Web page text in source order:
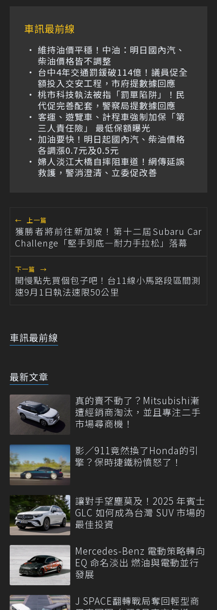
車訊最前線
維持油價平穩！中油：明日國內汽、
柴油價格皆不調整
台中4年交通罰鍰破114億！議員促全
額投入交安工程，市府提數據回應
桃市科技執法被指「罰單陷阱」！民
代促完善配套，警察局提數據回應
客運、遊覽車、計程車強制加保「第
三人責任險」 最低保額曝光
加油要快！明日起國內汽、柴油價格
各調漲0.7元及0.5元
婦人淡江大橋自摔阻車道！網傳延誤
救護，警消澄清、立委促改善
← 上一篇
獲勝者將前往新加坡！第十二屆Subaru Car
Challenge「堅手到底—耐力手拉松」落幕
下一篇 →
開慢點先買個包子吧！台11線小馬路段區間測
速9月1日執法速限50公里
車訊最前線
最新文章
真的賣不動了？Mitsubishi漸
遭經銷商淘汰，並且專注二手
市場尋商機！
影／911竟然換了Honda的引
擎？保時捷鐵粉憤怒了！
讓對手望塵莫及！2025 年賓士
GLC 如何成為台灣 SUV 市場的
最佳投資
Mercedes-Benz 電動策略轉向
EQ 命名淡出 燃油與電動並行
發展
J SPACE翻轉戰局奪回輕型商